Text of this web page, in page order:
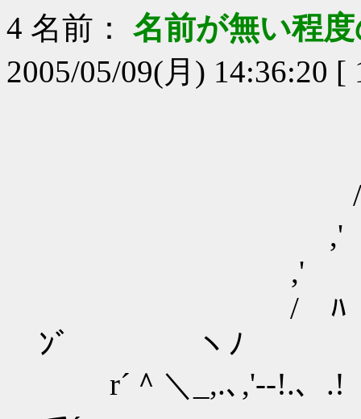
4 名前：
名前が無い程
2005/05/09(月) 14:36:20 [
/.
,' ｲ
,' ,' ir;ｰ-､
/ ﾊ i !' ﾋ
ﾝﾞ ヽﾉ
r´＾＼_,.､